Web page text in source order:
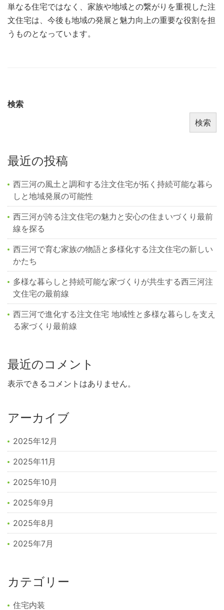
単なる住宅ではなく、家族や地域との繋がりを重視した注
文住宅は、今後も地域の発展と魅力向上の重要な役割を担
うものとなっています。
検索
検索
最近の投稿
西三河の風土と調和する注文住宅が拓く持続可能な暮ら
しと地域発展の可能性
西三河が誇る注文住宅の魅力と安心の住まいづくり最前
線を探る
西三河で育む家族の物語と多様化する注文住宅の新しい
かたち
多様な暮らしと持続可能な家づくりが共生する西三河注
文住宅の最前線
西三河で進化する注文住宅 地域性と多様な暮らしを支え
る家づくり最前線
最近のコメント
表示できるコメントはありません。
アーカイブ
2025年12月
2025年11月
2025年10月
2025年9月
2025年8月
2025年7月
カテゴリー
住宅内装